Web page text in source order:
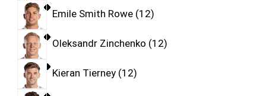
Emile Smith Rowe 12
Oleksandr Zinchenko 12
Kieran Tierney 12